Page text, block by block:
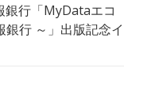
銀行「MyDataエコ
銀行 ～」出版記念イ